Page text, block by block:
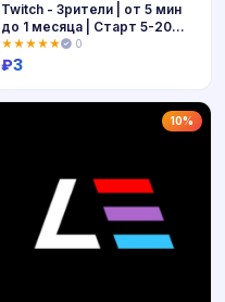
Twitch - Зрители | от 5 мин
до 1 месяца | Старт 5-20
мин
★★★★★ 0
₽3
10%